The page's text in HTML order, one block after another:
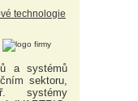
technologie
a systémů
sektoru,
systémy